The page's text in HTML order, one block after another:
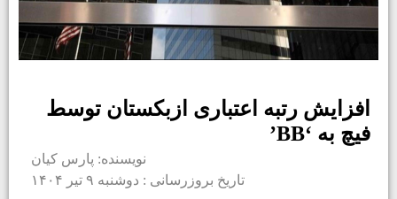
افزایش رتبه اعتباری ازبکستان توسط
فیچ به ‘BB’
نویسنده: پارس کیان
تاریخ بروزرسانی : دوشنبه ۹ تیر ۱۴۰۴